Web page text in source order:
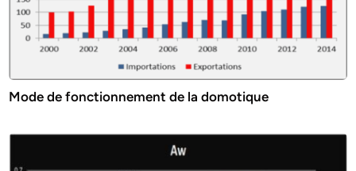
Mode de fonctionnement de la domotique